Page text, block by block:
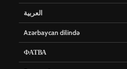
العربية
Azərbaycan dilində
ФАТВА